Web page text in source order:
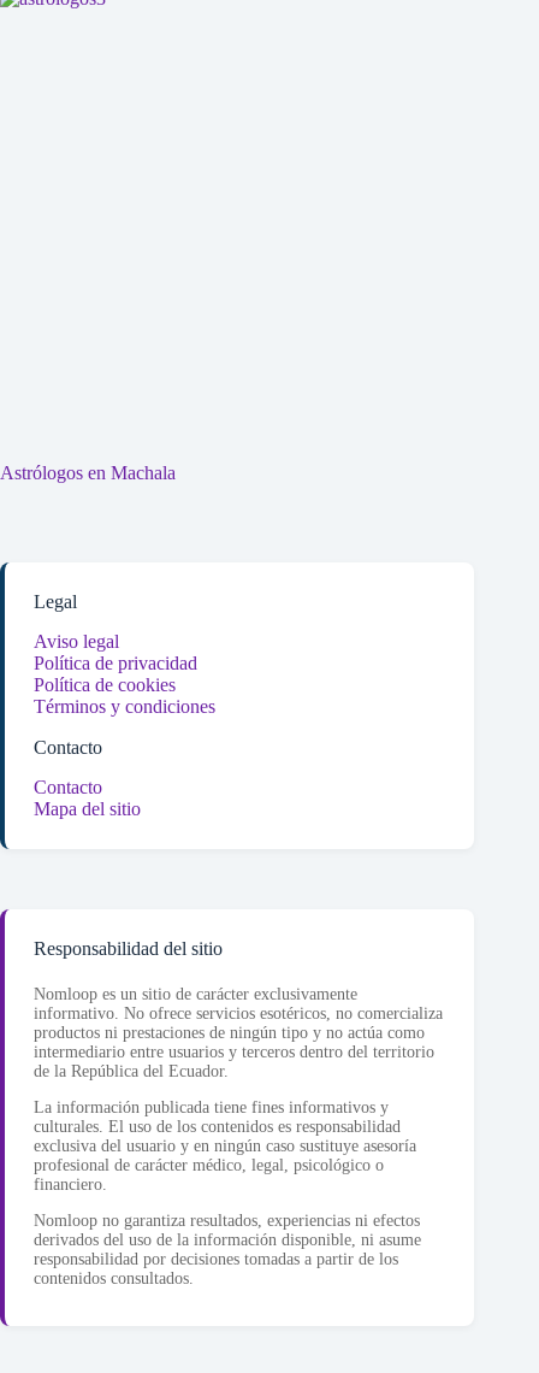
Astrólogos en Machala
Legal
Aviso legal
Política de privacidad
Política de cookies
Términos y condiciones
Contacto
Contacto
Mapa del sitio
Responsabilidad del sitio
Nomloop es un sitio de carácter exclusivamente
informativo. No ofrece servicios esotéricos, no comercializa
productos ni prestaciones de ningún tipo y no actúa como
intermediario entre usuarios y terceros dentro del territorio
de la República del Ecuador.
La información publicada tiene fines informativos y
culturales. El uso de los contenidos es responsabilidad
exclusiva del usuario y en ningún caso sustituye asesoría
profesional de carácter médico, legal, psicológico o
financiero.
Nomloop no garantiza resultados, experiencias ni efectos
derivados del uso de la información disponible, ni asume
responsabilidad por decisiones tomadas a partir de los
contenidos consultados.